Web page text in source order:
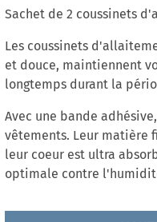
Sachet de 2 coussinets
Les coussinets
et douce, maintiennent
longtemps durant la
Avec une bande
vêtements. Leur matière
leur coeur est ultra
optimale contre